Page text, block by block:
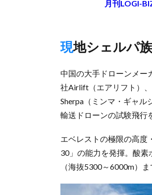
月刊LOGI-
現地シェル
中国の大手ドローンメー
社Airlift（エアリフト）
Sherpa（ミンマ・ギャ
輸送ドローンの試験飛行
エベレストの極限の高度
30」の能力を発揮。酸
（海抜5300～6000m）